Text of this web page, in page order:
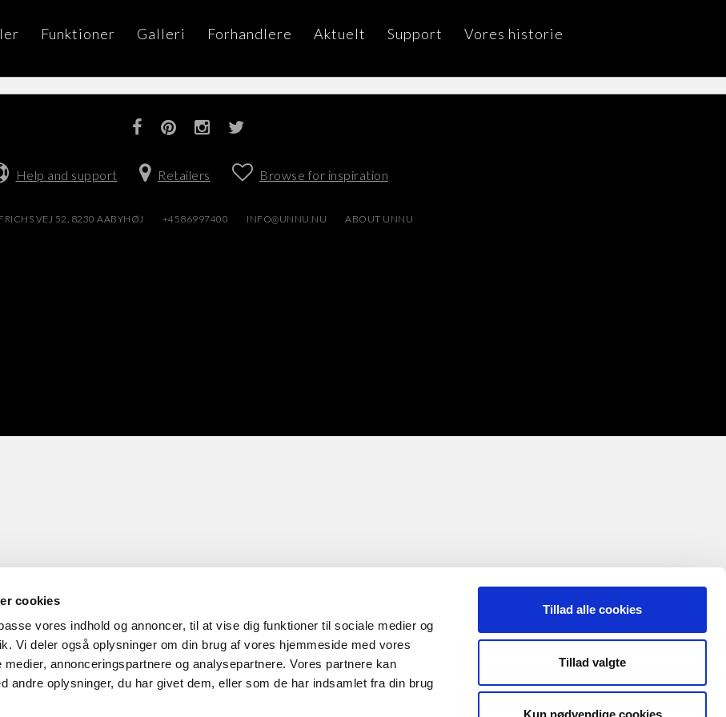
cookies
vores indhold og annoncer, til at vise dig funktioner til sociale medier og
Vi deler også oplysninger om din brug af vores hjemmeside med vores
annonceringspartnere og analysepartnere. Vores partnere kan
andre oplysninger, du har givet dem, eller som de har indsamlet fra din brug
Tillad alle cookies
Tillad valgte
Kun nødvendige cookies
Funktioner Galleri Forhandlere Aktuelt Support Vores historie
Help and support Retailers Browse for inspiration
VEJ 52, 8230 AABYHØJ +4586997400 INFO@UNNU.NU ABOUT UNNU